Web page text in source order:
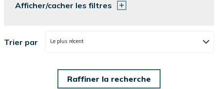
Afficher/cacher les filtres
Trier par Le plus récent